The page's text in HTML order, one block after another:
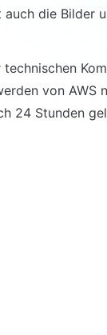
die Bilder
von AWS
24 Stunden